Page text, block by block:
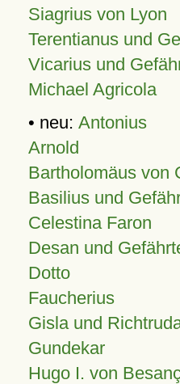
Siagrius von Lyon
Terentianus und
Vicarius und
Michael Agricola
• neu: Antonius
Arnold
Bartholomäus von
Basilius und
Celestina Faron
Desan und
Dotto
Faucherius
Gisla und
Gundekar
Hugo I. von